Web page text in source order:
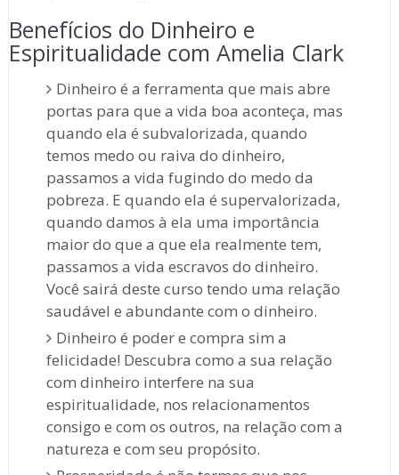
Benefícios do Dinheiro e
Espiritualidade com Amelia Clark
Dinheiro é a ferramenta que mais abre
portas para que a vida boa aconteça, mas
quando ela é subvalorizada, quando
temos medo ou raiva do dinheiro,
passamos a vida fugindo do medo da
pobreza. E quando ela é supervalorizada,
quando damos à ela uma importância
maior do que a que ela realmente tem,
passamos a vida escravos do dinheiro.
Você sairá deste curso tendo uma relação
saudável e abundante com o dinheiro.
Dinheiro é poder e compra sim a
felicidade! Descubra como a sua relação
com dinheiro interfere na sua
espiritualidade, nos relacionamentos
consigo e com os outros, na relação com a
natureza e com seu propósito.